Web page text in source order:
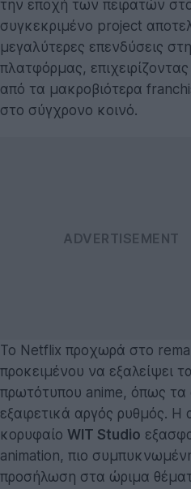
την εποχή των πειρατών
συγκεκριμένο project
μεγαλύτερες επενδύσεις
πλατφόρμας,
από τα μακροβιότερα
στο σύγχρονο κοινό.
Το Netflix προχωρά στο
προκειμένου να εξαλείψει
πρωτότυπου anime, όπως τα
εξαιρετικά αργός ρυθμός.
κορυφαίο WIT Studio
animation, πιο
προσήλωση στα ώριμα